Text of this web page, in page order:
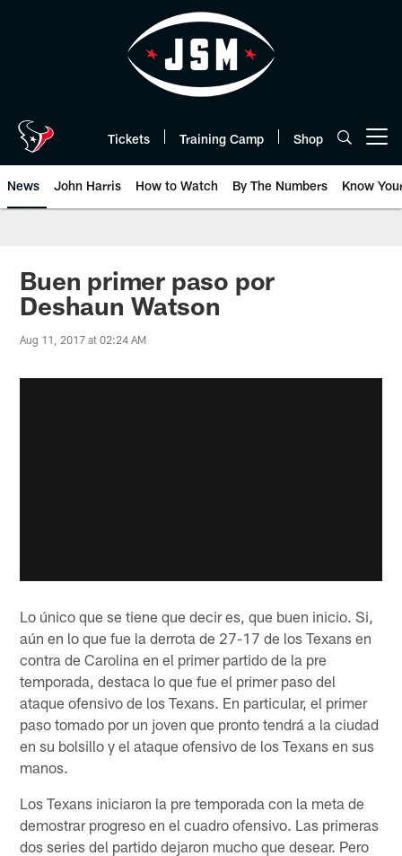
Tickets Training Camp Shop
News John Harris How to Watch By The Numbers Know
Buen primer paso por
Deshaun Watson
Aug 11, 2017 at 02:24 AM
Lo único que se tiene que decir es, que buen inicio. Si,
aún en lo que fue la derrota de 27-17 de los Texans en
contra de Carolina en el primer partido de la pre
temporada, destaca lo que fue el primer paso del
ataque ofensivo de los Texans. En particular, el primer
paso tomado por un joven que pronto tendrá a la ciudad
en su bolsillo y el ataque ofensivo de los Texans en sus
manos.
Los Texans iniciaron la pre temporada con la meta de
demostrar progreso en el cuadro ofensivo. Las primeras
dos series del partido dejaron mucho que desear. Pero